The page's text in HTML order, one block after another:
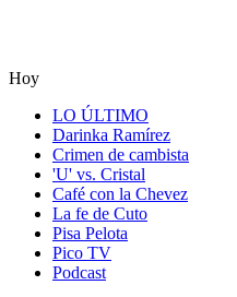
Hoy
LO ÚLTIMO
Darinka Ramírez
Crimen de cambista
'U' vs. Cristal
Café con la Chevez
La fe de Cuto
Pisa Pelota
Pico TV
Podcast